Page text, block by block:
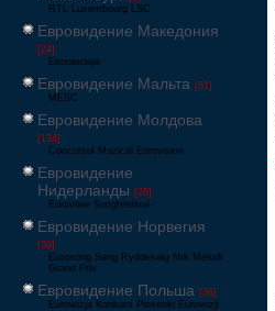
RTL Luxembourg LSC
Евровидение Македония
[24]
Евровизија
Евровидение Мальта [51]
MESC
Евровидение Молдова
[134]
Concursul Muzical Eurovision
Евровидение
Нидерланды [26]
Eurovisie Songfestival
Евровидение Норвегия
[39]
Eurosong Sang Ryddesalg Nrk Melodi
Grand Prix
Евровидение Польша [36]
Eurowizja Konkurs Piosenki Eurowizji